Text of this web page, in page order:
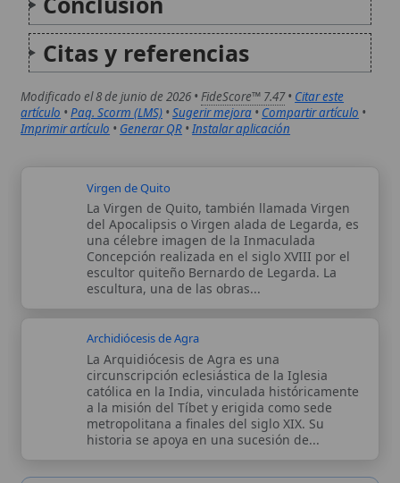
Archidiócesis de Agra
La Arquidiócesis de Agra es una
circunscripción eclesiástica de la Iglesia
a la misión del Tíbet y erigida como sede
metropolitana a finales del siglo XIX. Su
historia se apoya en una sucesión de...
Autor:Comité editorial
Artículo supervisado por el Comité
editorial de Wikitólica. Las afirmaciones
del artículo están basadas y contrastadas
usando fuentes catolicas: escritos
patrísticos, de santos, artículos
magisteriales y documentos oficiales de
la Iglesia.Proceso editorial →
Wikitólica © 2026. Enciclopedia del patrimonio doctrinal,
histórico y litúrgico de la Iglesia Católica. Parte de la red formativa